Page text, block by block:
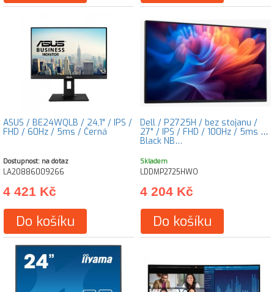
ASUS / BE24WQLB / 24,1" / IPS /
FHD / 60Hz / 5ms / Černá
Dostupnost: na dotaz
LA20886009266
4 421 Kč
Do košíku
Dell / P2725H / bez stojanu /
27" / IPS / FHD / 100Hz / 5ms /
Black NB…
Skladem
LDDMP2725HWO
4 204 Kč
Do košíku